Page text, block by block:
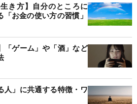
き方】自分のところに
「お金の使い方の習慣」
「ゲーム」や「酒」など
人」に共通する特徴・ワ